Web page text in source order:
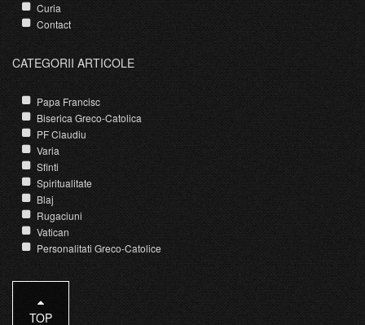
Curia
Contact
CATEGORII ARTICOLE
Papa Francisc
Biserica Greco-Catolica
PF Claudiu
Varia
Sfinti
Spiritualitate
Blaj
Rugaciuni
Vatican
Personalitati Greco-Catolice
TOP